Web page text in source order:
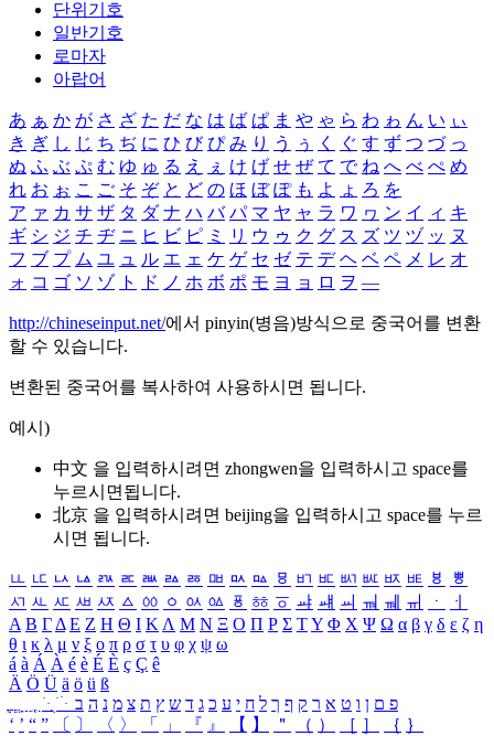
단위기호
일반기호
로마자
아랍어
あ ぁ か が さ ざ た だ な は ば ぱ ま や ゃ ら わ ゎ ん い ぃ
き ぎ し じ ち ぢ に ひ び ぴ み り う ぅ く ぐ す ず つ づ っ
ぬ ふ ぶ ぷ む ゆ ゅ る え ぇ け げ せ ぜ て で ね へ べ ぺ め
れ お ぉ こ ご そ ぞ と ど の ほ ぼ ぽ も よ ょ ろ を
ア ァ カ サ ザ タ ダ ナ ハ バ パ マ ヤ ャ ラ ワ ヮ ン イ ィ キ
ギ シ ジ チ ヂ ニ ヒ ビ ピ ミ リ ウ ゥ ク グ ス ズ ツ ヅ ッ ヌ
フ ブ プ ム ユ ュ ル エ ェ ケ ゲ セ ゼ テ デ ヘ ベ ペ メ レ オ
ォ コ ゴ ソ ゾ ト ド ノ ホ ボ ポ モ ヨ ョ ロ ヲ ―
http://chineseinput.net/에서 pinyin(병음)방식으로 중국어를 변환
할 수 있습니다.
변환된 중국어를 복사하여 사용하시면 됩니다.
예시)
中文 을 입력하시려면 zhongwen을 입력하시고 space를
누르시면됩니다.
北京 을 입력하시려면 beijing을 입력하시고 space를 누르
시면 됩니다.
ㅥ ㅦ ㅧ ㅨ ㅩ ㅪ ㅫ ㅬ ㅭ ㅮ ㅯ ㅰ ㅱ ㅲ ㅳ ㅴ ㅵ ㅶ ㅷ ㅸ
ㅹ
ㅺ ㅻ ㅼ ㅽ ㅾ ㅿ ㆀ ㆁ ㆂ ㆃ ㆄ ㆅ ㆆ ㆇ ㆈ ㆉ ㆊ ㆋ ㆌ ㆍ
ㆎ
Α Β ΓΔ Ε Ζ Η Θ Ι ΚΛ Μ Ν Ξ Ο Π Ρ Σ ΤΥ Φ Χ Ψ Ω α β γ δ ε ζ η
θ ι κ λ μ ν ξ ο π ρ σ τ υ φ χ ψ ω
á à Á À é è É È ç Ç ê
Ä Ö Ü ä ö ü ß
ִֶֹ ֻּ ׁׂ פ ם ן ו ט א ר ק ף ך ל ח י ע כ ג ד ש ץ ת צ מ נ ה ב
‘ ’ “ ” 〔 〕 〈 〉 「 」 『 』 【 】 ＂ （ ） ［ ］ ｛ ｝